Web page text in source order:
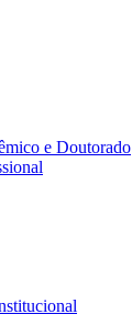
e Doutorado